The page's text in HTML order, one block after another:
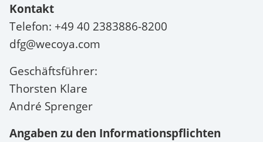
Kontakt
Telefon: +49 40 2383886-8200
dfg@wecoya.com
Geschäftsführer:
Thorsten Klare
André Sprenger
Angaben zu den Informationspflichten